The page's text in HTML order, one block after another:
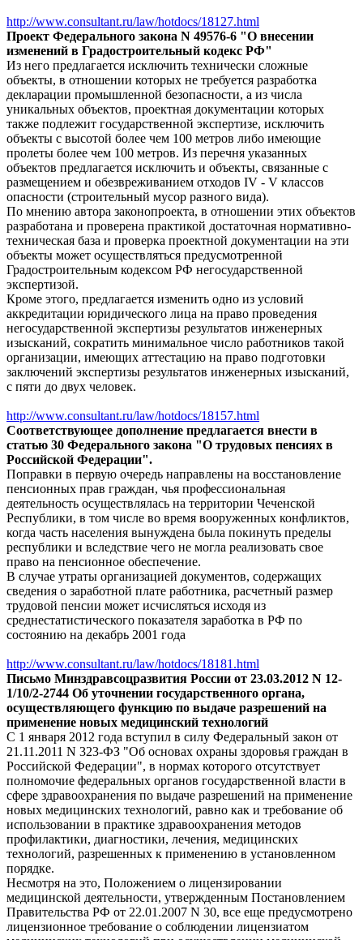
http://www.consultant.ru/law/hotdocs/18127.html
Проект Федерального закона N 49576-6 "О внесении
изменений в Градостроительный кодекс РФ"
Из него предлагается исключить технически сложные
объекты, в отношении которых не требуется разработка
декларации промышленной безопасности, а из числа
уникальных объектов, проектная документации которых
также подлежит государственной экспертизе, исключить
объекты с высотой более чем 100 метров либо имеющие
пролеты более чем 100 метров. Из перечня указанных
объектов предлагается исключить и объекты, связанные с
размещением и обезвреживанием отходов IV - V классов
опасности (строительный мусор разного вида).
По мнению автора законопроекта, в отношении этих объектов
разработана и проверена практикой достаточная нормативно-
техническая база и проверка проектной документации на эти
объекты может осуществляться предусмотренной
Градостроительным кодексом РФ негосударственной
экспертизой.
Кроме этого, предлагается изменить одно из условий
аккредитации юридического лица на право проведения
негосударственной экспертизы результатов инженерных
изысканий, сократить минимальное число работников такой
организации, имеющих аттестацию на право подготовки
заключений экспертизы результатов инженерных изысканий,
с пяти до двух человек.
http://www.consultant.ru/law/hotdocs/18157.html
Соответствующее дополнение предлагается внести в
статью 30 Федерального закона "О трудовых пенсиях в
Российской Федерации".
Поправки в первую очередь направлены на восстановление
пенсионных прав граждан, чья профессиональная
деятельность осуществлялась на территории Чеченской
Республики, в том числе во время вооруженных конфликтов,
когда часть населения вынуждена была покинуть пределы
республики и вследствие чего не могла реализовать свое
право на пенсионное обеспечение.
В случае утраты организацией документов, содержащих
сведения о заработной плате работника, расчетный размер
трудовой пенсии может исчисляться исходя из
среднестатистического показателя заработка в РФ по
состоянию на декабрь 2001 года
http://www.consultant.ru/law/hotdocs/18181.html
Письмо Минздравсоцразвития России от 23.03.2012 N 12-
1/10/2-2744 Об уточнении государственного органа,
осуществляющего функцию по выдаче разрешений на
применение новых медицинский технологий
С 1 января 2012 года вступил в силу Федеральный закон от
21.11.2011 N 323-ФЗ "Об основах охраны здоровья граждан в
Российской Федерации", в нормах которого отсутствует
полномочие федеральных органов государственной власти в
сфере здравоохранения по выдаче разрешений на применение
новых медицинских технологий, равно как и требование об
использовании в практике здравоохранения методов
профилактики, диагностики, лечения, медицинских
технологий, разрешенных к применению в установленном
порядке.
Несмотря на это, Положением о лицензировании
медицинской деятельности, утвержденным Постановлением
Правительства РФ от 22.01.2007 N 30, все еще предусмотрено
лицензионное требование о соблюдении лицензиатом